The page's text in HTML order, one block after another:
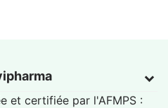
et certifiée par l'AFMPS :